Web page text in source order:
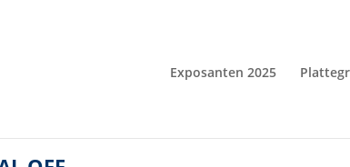
Exposanten 2025